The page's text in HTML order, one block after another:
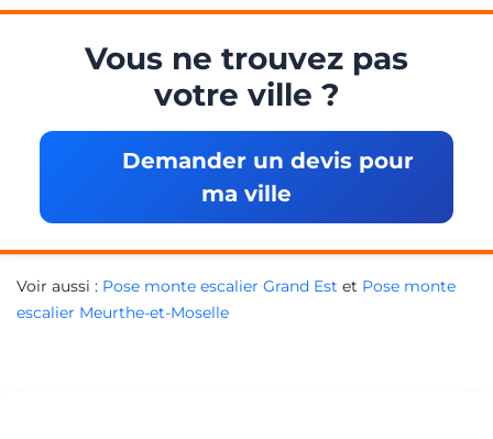
Vous ne trouvez pas
votre ville ?
Demander un devis pour
ma ville
Voir aussi : Pose monte escalier Grand Est et Pose monte
escalier Meurthe-et-Moselle